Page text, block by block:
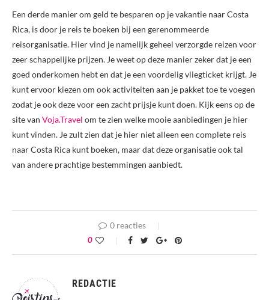
Een derde manier om geld te besparen op je vakantie naar Costa
Rica, is door je reis te boeken bij een gerenommeerde
reisorganisatie. Hier vind je namelijk geheel verzorgde reizen voor
zeer schappelijke prijzen. Je weet op deze manier zeker dat je een
goed onderkomen hebt en dat je een voordelig vliegticket krijgt. Je
kunt ervoor kiezen om ook activiteiten aan je pakket toe te voegen
zodat je ook deze voor een zacht prijsje kunt doen. Kijk eens op de
site van Voja.Travel om te zien welke mooie aanbiedingen je hier
kunt vinden. Je zult zien dat je hier niet alleen een complete reis
naar Costa Rica kunt boeken, maar dat deze organisatie ook tal
van andere prachtige bestemmingen aanbiedt.
0 reacties
0
REDACTIE